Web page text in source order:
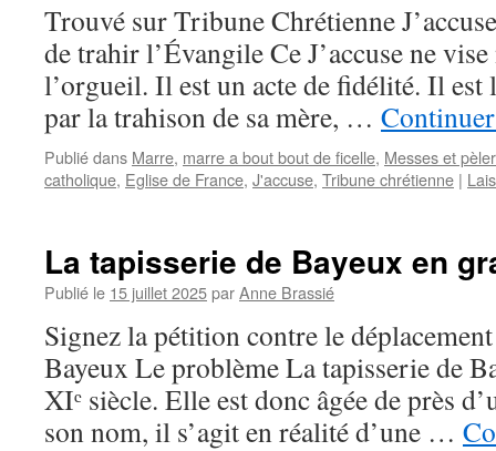
Trouvé sur Tribune Chrétienne
de trahir l’Évangile Ce J’accuse ne
l’orgueil. Il est un acte de fidélité. Il est
par la trahison de sa mère, …
Publié dans Marre, marre a bout bout de ficelle, Messes et
catholique, Eglise de France, J'accuse, Tribune chrétienne |
La tapisserie de Bayeux en
Publié le 15 juillet 2025parAnne Brassié
Signez la pétition contre le
Bayeux Le problème La tapisserie de
XIᵉ siècle. Elle est donc âgée de près
son nom, il s’agit en réalité d’une …